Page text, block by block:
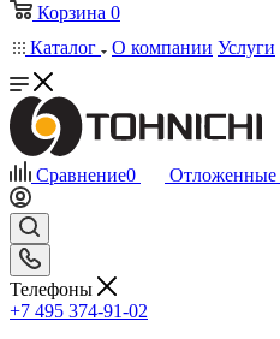
Корзина 0
Каталог
О компании Услуги
Сравнение0 Отложенные
Телефоны
+7 495 374-91-02